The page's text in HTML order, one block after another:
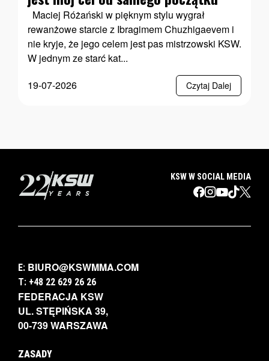
Maciej Różański w pięknym stylu wygrał
rewanżowe starcie z Ibragimem Chuzhigaevem i
nie kryje, że jego celem jest pas mistrzowski KSW.
W jednym ze starć kat...
19-07-2026
Czytaj Dalej
KSW W SOCIAL MEDIA
E: BIURO@KSWMMA.COM
T: +48 22 629 26 26
FEDERACJA KSW
UL. STĘPIŃSKA 39,
00-739 WARSZAWA
ZASADY